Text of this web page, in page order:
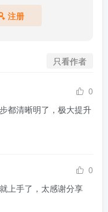
注册
只看作者
0
都清晰明了，极大提升
0
上手了，太感谢分享